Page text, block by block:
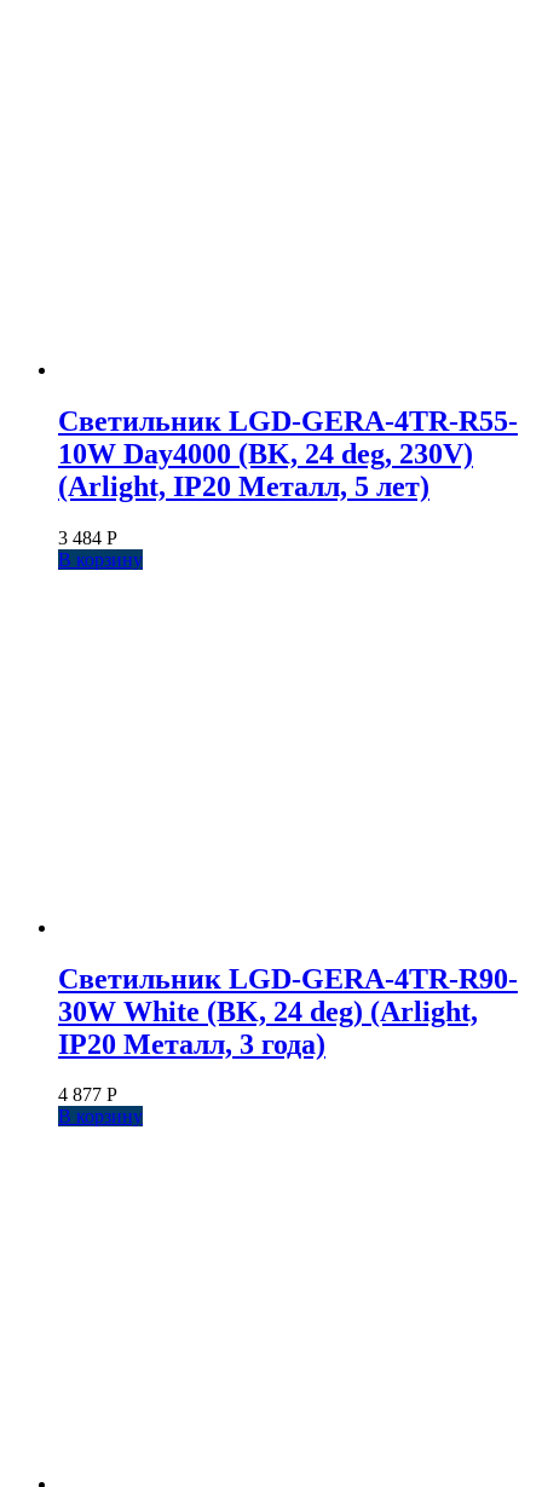
Светильник LGD-GERA-4TR-R55-
10W Day4000 (BK, 24 deg, 230V)
(Arlight, IP20 Металл, 5 лет)
3 484 Р
В корзину
Светильник LGD-GERA-4TR-R90-
30W White (BK, 24 deg) (Arlight,
IP20 Металл, 3 года)
4 877 Р
В корзину